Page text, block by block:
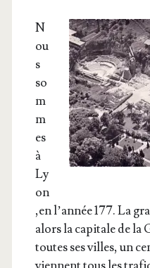
N
ou
s
so
m
m
es
à
Ly
on
,en l’année 177. La
alors la capi­tale de la
toutes ses villes, un